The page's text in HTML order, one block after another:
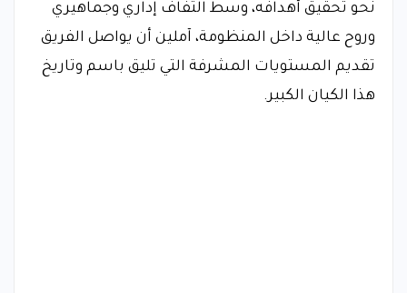
نحو تحقيق أهدافه، وسط التفاف إداري وجماهيري
وروح عالية داخل المنظومة، آملين أن يواصل الفريق
تقديم المستويات المشرفة التي تليق باسم وتاريخ
هذا الكيان الكبير.